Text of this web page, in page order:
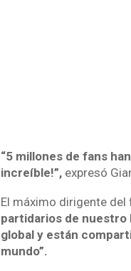
“5 millones de fans
increíble!”,expresó
El máximo dirigente
partidarios de nuestro
global y están
mundo”.